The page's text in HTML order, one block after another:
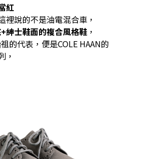
紅
裡說的不是油電混合車，
紳士鞋面的複合風格鞋 ，
的代表，便是COLE HAAN的
，